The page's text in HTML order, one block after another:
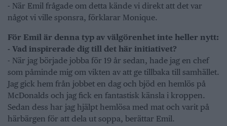
- När Emil frågade om detta kände vi direkt att det var
något vi ville sponsra, förklarar Monique.
För Emil är denna typ av välgörenhet inte heller nytt:
- Vad inspirerade dig till det här initiativet?
- När jag började jobba för 19 år sedan, hade jag en chef
som påminde mig om vikten av att ge tillbaka till samhället.
Jag gick hem från jobbet en dag och bjöd en hemlös på
McDonalds och jag fick en fantastisk känsla i kroppen.
Sedan dess har jag hjälpt hemlösa med mat och varit på
härbärgen för att dela ut soppa, berättar Emil.